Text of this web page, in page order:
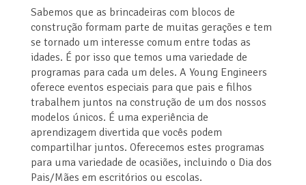
Sabemos que as brincadeiras com blocos de
construção formam parte de muitas gerações e tem
se tornado um interesse comum entre todas as
idades. É por isso que temos uma variedade de
programas para cada um deles. A Young Engineers
oferece eventos especiais para que pais e filhos
trabalhem juntos na construção de um dos nossos
modelos únicos. É uma experiência de
aprendizagem divertida que vocês podem
compartilhar juntos. Oferecemos estes programas
para uma variedade de ocasiões, incluindo o Dia dos
Pais/Mães em escritórios ou escolas.